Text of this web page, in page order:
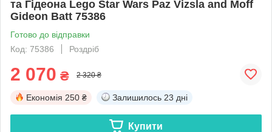
та Гідеона Lego Star Wars Paz Vizsla and Moff
Gideon Batt 75386
Готово до відправки
Код: 75386
Роздріб
2 070 ₴ 2 320 ₴
Економія 250 ₴ Залишилось 23 дні
Купити